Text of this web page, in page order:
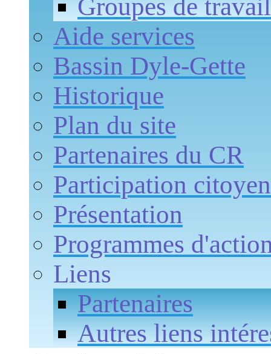
Groupes de travail
Aide services
Bassin Dyle-Gette
Historique
Plan du site
Partenaires du CR
Participation
Présentation
Programmes
Liens
Partenaires
Autres liens